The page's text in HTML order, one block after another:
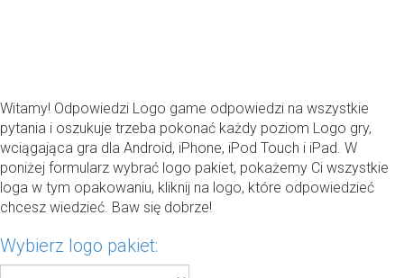
Witamy! Odpowiedzi Logo game odpowiedzi na wszystkie
pytania i oszukuje trzeba pokonać każdy poziom Logo gry,
wciągająca gra dla Android, iPhone, iPod Touch i iPad. W
poniżej formularz wybrać logo pakiet, pokażemy Ci wszystkie
loga w tym opakowaniu, kliknij na logo, które odpowiedzieć
chcesz wiedzieć. Baw się dobrze!
Wybierz logo pakiet: